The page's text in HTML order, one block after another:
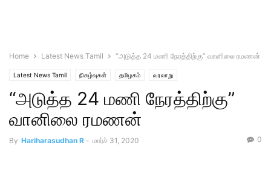
Home Latest News Tamil “அடுத்த 24 மணி நேரத்திற்கு” வானிலை ரமணன்
Latest News Tamil நிகழ்வுகள் தமிழகம் வரலாறு
“அடுத்த 24 மணி நேரத்திற்கு”
வானிலை ரமணன்
By Hariharasudhan R - மார்ச் 31, 2020 0